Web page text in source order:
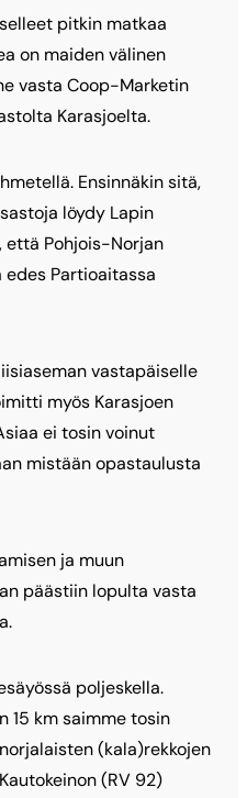
pitkin matkaa
on maiden välinen
vasta Coop-Marketin
Karasjoelta.
Ensinnäkin sitä,
löydy Lapin
että Pohjois-Norjan
Partioaitassa
vastapäiselle
myös Karasjoen
ei tosin voinut
mistään opastaulusta
ja muun
päästiin lopulta vasta
poljeskella.
15 km saimme tosin
(kala)rekkojen
(RV 92)